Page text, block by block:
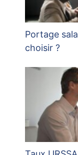
Portage
choisir ?